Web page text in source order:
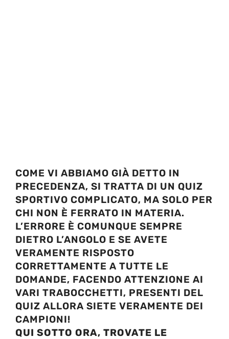
COME VI ABBIAMO GIÀ DETTO IN
PRECEDENZA, SI TRATTA DI UN QUIZ
SPORTIVO COMPLICATO, MA SOLO PER
CHI NON È FERRATO IN MATERIA.
L’ERRORE È COMUNQUE SEMPRE
DIETRO L’ANGOLO E SE AVETE
VERAMENTE RISPOSTO
CORRETTAMENTE A TUTTE LE
DOMANDE, FACENDO ATTENZIONE AI
VARI TRABOCCHETTI, PRESENTI DEL
QUIZ ALLORA SIETE VERAMENTE DEI
CAMPIONI!
QUI SOTTO ORA, TROVATE LE